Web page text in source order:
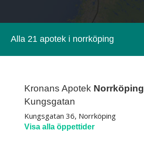
Alla 21 apotek i norrköping
Kronans Apotek Norrköping
Kungsgatan
Kungsgatan 36, Norrköping
Visa alla öppettider